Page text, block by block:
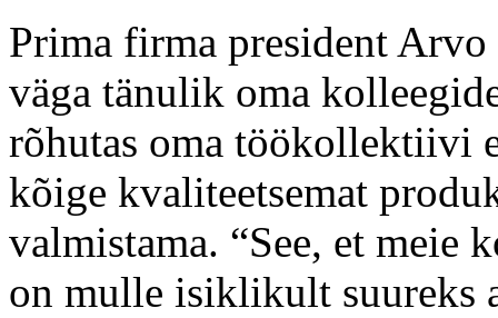
Prima firma president
väga tänulik oma
rõhutas oma töökollektiivi
kõige kvaliteetsemat
valmistama. “See, et meie
on mulle isiklikult suureks